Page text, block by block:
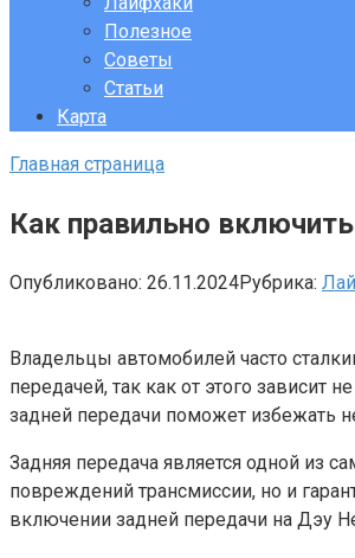
Полезное
Советы
Статьи
Карта
Главная страница
Как правильно
Опубликовано: 26.11.2024Рубрика:
Владельцы автомобилей часто
передачей, так как от этого зависит
задней передачи поможет избежать
Задняя передача является одной из
повреждений трансмиссии, но и
включении задней передачи на Дэу